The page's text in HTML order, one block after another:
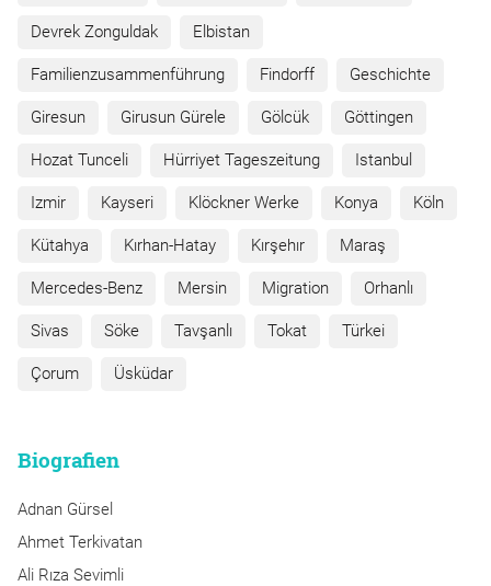
Devrek Zonguldak Elbistan
Familienzusammenführung Findorff Geschichte
Giresun Girusun Gürele Gölcük Göttingen
Hozat Tunceli Hürriyet Tageszeitung Istanbul
Izmir Kayseri Klöckner Werke Konya Köln
Kütahya Kırhan-Hatay Kırşehır Maraş
Mercedes-Benz Mersin Migration Orhanlı
Sivas Söke Tavşanlı Tokat Türkei
Çorum Üsküdar
Biografien
Adnan Gürsel
Ahmet Terkivatan
Ali Rıza Sevimli